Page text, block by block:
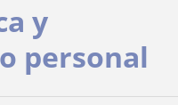
y
personal